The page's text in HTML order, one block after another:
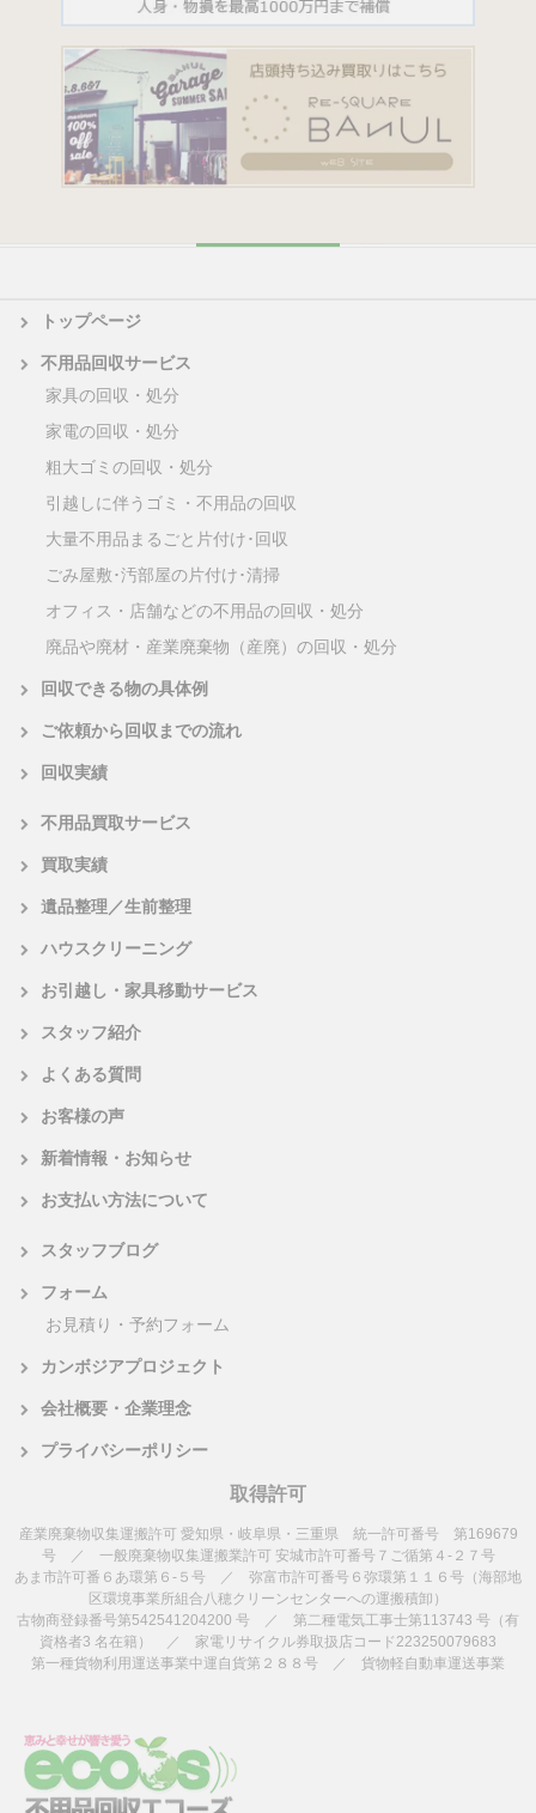
トップページ
不用品回収サービス
家具の回収・処分
家電の回収・処分
粗大ゴミの回収・処分
引越しに伴うゴミ・不用品の回収
大量不用品まるごと片付け･回収
ごみ屋敷･汚部屋の片付け･清掃
オフィス・店舗などの不用品の回収・処分
廃品や廃材・産業廃棄物（産廃）の回収・処分
回収できる物の具体例
ご依頼から回収までの流れ
回収実績
不用品買取サービス
買取実績
遺品整理／生前整理
ハウスクリーニング
お引越し・家具移動サービス
スタッフ紹介
よくある質問
お客様の声
新着情報・お知らせ
お支払い方法について
スタッフブログ
フォーム
お見積り・予約フォーム
カンボジアプロジェクト
会社概要・企業理念
プライバシーポリシー
取得許可
産業廃棄物収集運搬許可 愛知県・岐阜県・三重県 統一許可番号 第169679
号 ／ 一般廃棄物収集運搬業許可 安城市許可番号７ご循第４-２７号
あま市許可番６あ環第６-５号 ／ 弥富市許可番号６弥環第１１６号（海部地
区環境事業所組合八穂クリーンセンターへの運搬積卸）
古物商登録番号第542541204200 号 ／ 第二種電気工事士第113743 号（有
資格者3 名在籍） ／ 家電リサイクル券取扱店コード223250079683
第一種貨物利用運送事業中運自貨第２８８号 ／ 貨物軽自動車運送事業